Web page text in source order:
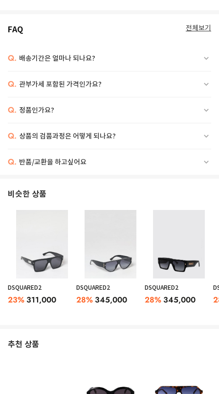
FAQ 전체보기
Q. 배송기간은 얼마나 되나요?
Q. 관부가세 포함된 가격인가요?
Q. 정품인가요?
Q. 상품의 검품과정은 어떻게 되나요?
Q. 반품/교환을 하고싶어요
비슷한 상품
DSQUARED2
23% 311,000
DSQUARED2
28% 345,000
DSQUARED2
28% 345,000
추천 상품